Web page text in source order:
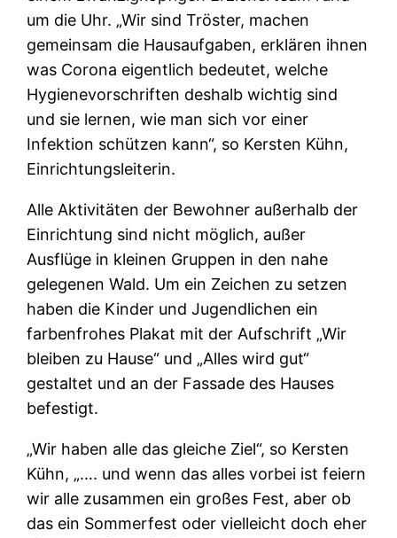
um die Uhr. „Wir sind Tröster, machen
gemeinsam die Hausaufgaben, erklären ihnen
was Corona eigentlich bedeutet, welche
Hygienevorschriften deshalb wichtig sind
und sie lernen, wie man sich vor einer
Infektion schützen kann“, so Kersten Kühn,
Einrichtungsleiterin.
Alle Aktivitäten der Bewohner außerhalb der
Einrichtung sind nicht möglich, außer
Ausflüge in kleinen Gruppen in den nahe
gelegenen Wald. Um ein Zeichen zu setzen
haben die Kinder und Jugendlichen ein
farbenfrohes Plakat mit der Aufschrift „Wir
bleiben zu Hause“ und „Alles wird gut“
gestaltet und an der Fassade des Hauses
befestigt.
„Wir haben alle das gleiche Ziel“, so Kersten
Kühn, „…. und wenn das alles vorbei ist feiern
wir alle zusammen ein großes Fest, aber ob
das ein Sommerfest oder vielleicht doch eher